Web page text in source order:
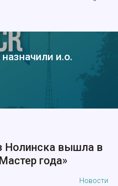
и.о.
Нолинска вышла в
года»
Новости